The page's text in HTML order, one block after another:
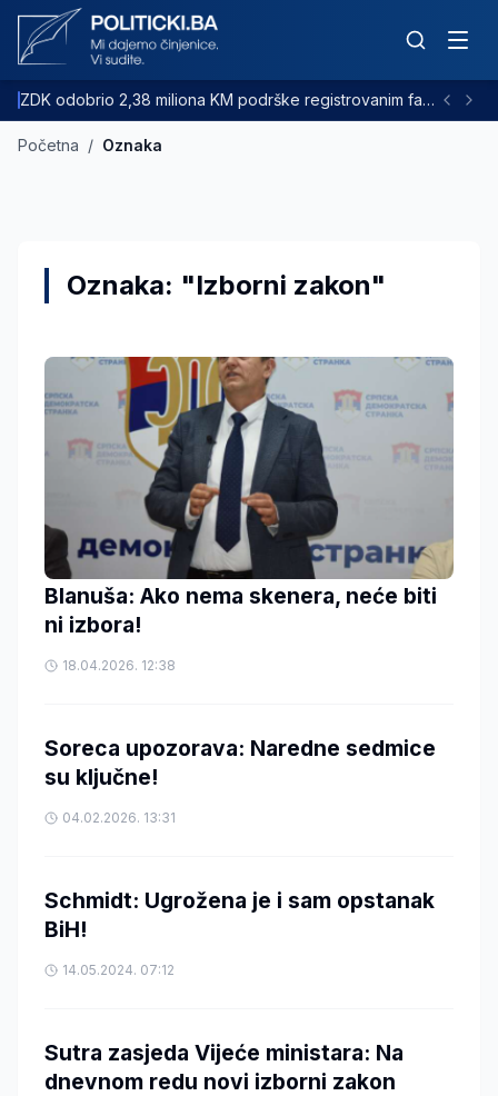
ZDK odobrio 2,38 miliona KM podrške registrovanim farmama goveda
Početna / Oznaka
Oznaka: "Izborni zakon"
Blanuša: Ako nema skenera, neće biti
ni izbora!
18.04.2026. 12:38
Soreca upozorava: Naredne sedmice
su ključne!
04.02.2026. 13:31
Schmidt: Ugrožena je i sam opstanak
BiH!
14.05.2024. 07:12
Sutra zasjeda Vijeće ministara: Na
dnevnom redu novi izborni zakon